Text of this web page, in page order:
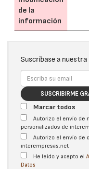
de la
información
Suscríbase a
SUSCRIBIRME
Marcar todos
Autorizo el envío de
personalizados de
Autorizo el envío de
interempresas.net
He leído y acepto el
Datos